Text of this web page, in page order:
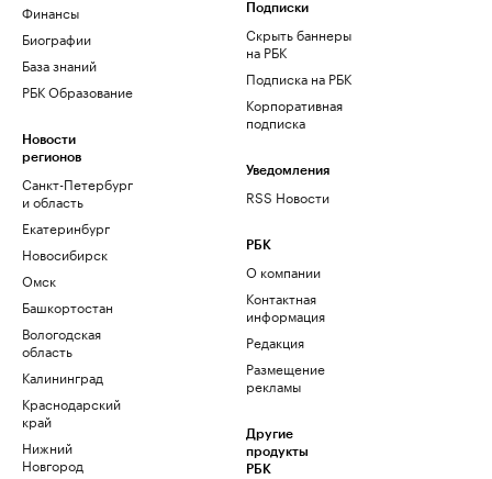
Финансы
Биографии
База знаний
РБК Образование
Новости
регионов
Санкт-Петербург
и область
Екатеринбург
Новосибирск
Омск
Башкортостан
Вологодская
область
Калининград
Краснодарский
край
Нижний
Новгород
Подписки
Скрыть баннеры
на РБК
Подписка на РБК
Корпоративная
подписка
Уведомления
RSS Новости
РБК
О компании
Контактная
информация
Редакция
Размещение
рекламы
Другие
продукты
РБК